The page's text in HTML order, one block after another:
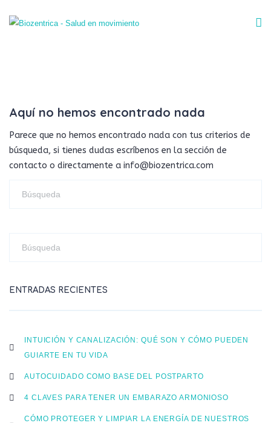
Aquí no hemos encontrado nada
Parece que no hemos encontrado nada con tus criterios de
búsqueda, si tienes dudas escríbenos en la sección de
contacto o directamente a info@biozentrica.com
ENTRADAS RECIENTES
INTUICIÓN Y CANALIZACIÓN: QUÉ SON Y CÓMO PUEDEN
GUIARTE EN TU VIDA
AUTOCUIDADO COMO BASE DEL POSTPARTO
4 CLAVES PARA TENER UN EMBARAZO ARMONIOSO
CÓMO PROTEGER Y LIMPIAR LA ENERGÍA DE NUESTROS